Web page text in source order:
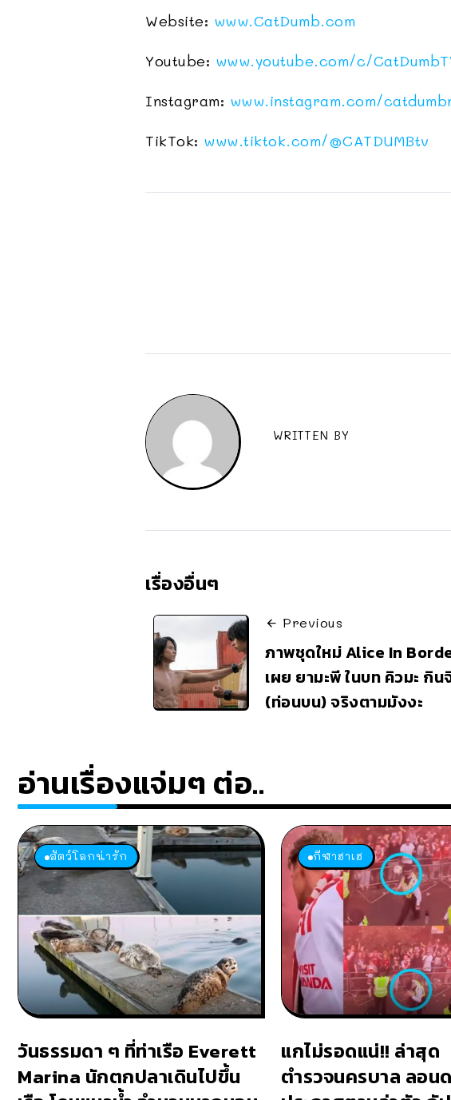
Website: www.CatDumb.com
Youtube: www.youtube.com/c/
Instagram: www.instagram.com/
TikTok: www.tiktok.com/@CATDUMBtv
WRITTEN BY
เรื่องอื่นๆ
Previous
ภาพชุดใหม่ Alice In
เผย ยามะพี ในบท คิวมะ กิน
(ท่อนบน) จริงตามมังงะ
อ่านเรื่องแจ่มๆ ต่อ..
สัตว์โลกน่ารัก
วันธรรมดา ๆ ที่ท่าเรือ Everett
Marina นักตกปลาเดินไปขึ้น
กีฬาฮาเฮ
แกไม่รอดแน่!! ล่าสุด
ตำรวจนครบาล ลอน